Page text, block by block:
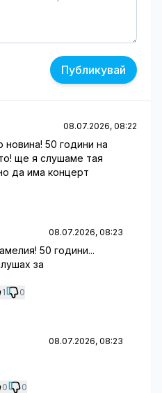
Публикувай
08.07.2026, 08:22
новина! 50 години на
ще я слушаме тая
да има концерт
08.07.2026, 08:23
50 години...
за
1 0
08.07.2026, 08:23
0 0